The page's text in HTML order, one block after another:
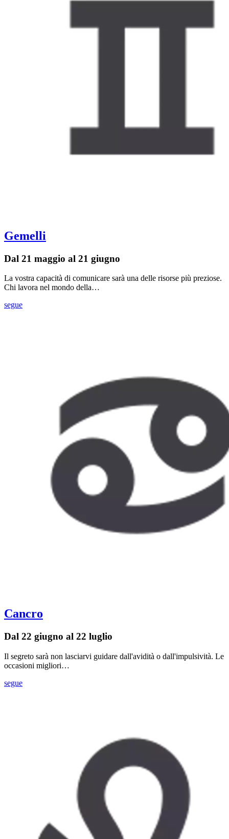
Gemelli
Dal 21 maggio al 21 giugno
La vostra capacità di comunicare sarà una delle risorse più preziose.
Chi lavora nel mondo della…
segue
Cancro
Dal 22 giugno al 22 luglio
Il segreto sarà non lasciarvi guidare dall'avidità o dall'impulsività. Le
occasioni migliori…
segue